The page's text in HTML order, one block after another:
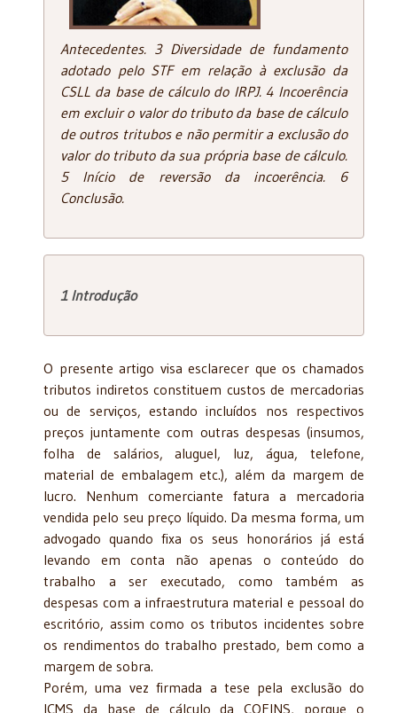
Antecedentes. 3 Diversidade de fundamento
adotado pelo STF em relação à exclusão da
CSLL da base de cálculo do IRPJ. 4 Incoerência
em excluir o valor do tributo da base de cálculo
de outros tritubos e não permitir a exclusão do
valor do tributo da sua própria base de cálculo.
5 Início de reversão da incoerência. 6
Conclusão.
1 Introdução
O presente artigo visa esclarecer que os chamados
tributos indiretos constituem custos de mercadorias
ou de serviços, estando incluídos nos respectivos
preços juntamente com outras despesas (insumos,
folha de salários, aluguel, luz, água, telefone,
material de embalagem etc.), além da margem de
lucro. Nenhum comerciante fatura a mercadoria
vendida pelo seu preço líquido. Da mesma forma, um
advogado quando fixa os seus honorários já está
levando em conta não apenas o conteúdo do
trabalho a ser executado, como também as
despesas com a infraestrutura material e pessoal do
escritório, assim como os tributos incidentes sobre
os rendimentos do trabalho prestado, bem como a
margem de sobra.
Porém, uma vez firmada a tese pela exclusão do
ICMS da base de cálculo da COFINS, porque o